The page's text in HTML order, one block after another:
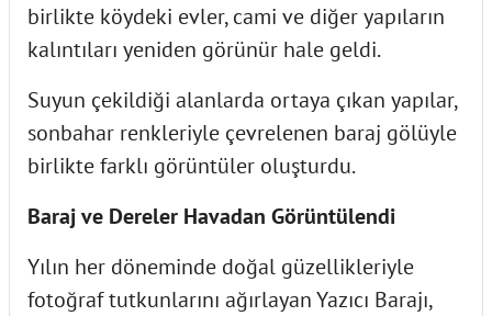
birlikte köydeki evler, cami ve diğer yapıların
kalıntıları yeniden görünür hale geldi.
Suyun çekildiği alanlarda ortaya çıkan yapılar,
sonbahar renkleriyle çevrelenen baraj gölüyle
birlikte farklı görüntüler oluşturdu.
Baraj ve Dereler Havadan Görüntülendi
Yılın her döneminde doğal güzellikleriyle
fotoğraf tutkunlarını ağırlayan Yazıcı Barajı,